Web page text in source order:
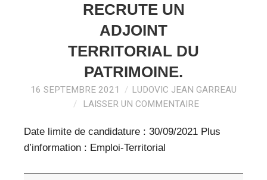
RECRUTE UN
ADJOINT
TERRITORIAL DU
PATRIMOINE.
16 SEPTEMBRE 2021
LUDOVIC JEAN GARREAU
LAISSER UN COMMENTAIRE
Date limite de candidature : 30/09/2021 Plus
d’information : Emploi-Territorial